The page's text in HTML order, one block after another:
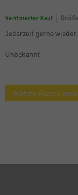
Verifizierter Kauf
Jederzeit gerne wieder...
Unbekannt
Weitere